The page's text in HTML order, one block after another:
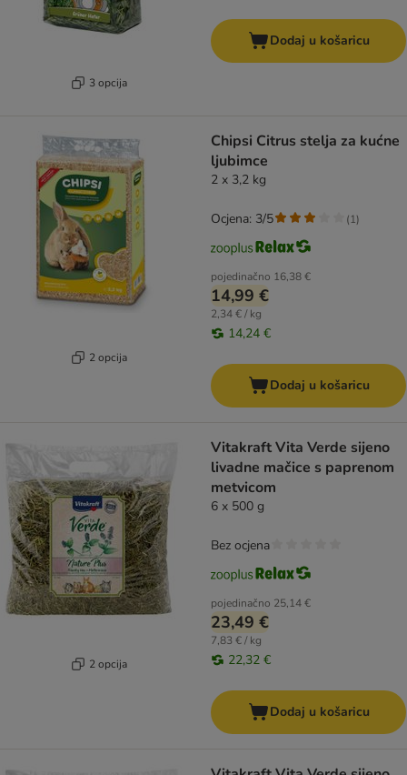
3 opcija
Dodaj u košaricu
2 opcija
Chipsi Citrus stelja za kućne
ljubimce
2 x 3,2 kg
pojedinačno 16,38 €
14,99 €
2,34 € / kg
14,24 €
Ocjena: 3/5 (1)
Dodaj u košaricu
2 opcija
Vitakraft Vita Verde sijeno
livadne mačice s paprenom
metvicom
6 x 500 g
pojedinačno 25,14 €
23,49 €
7,83 € / kg
22,32 €
Bez ocjena
Dodaj u košaricu